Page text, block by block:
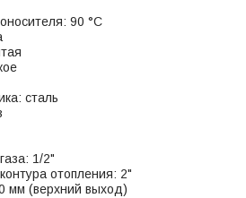
90 °С
сталь
1/2"
отопления: 2"
мм (верхний выход)